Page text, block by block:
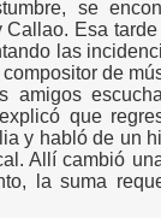
se
Esa
las
de
amigos
que
y habló de un
Allí cambió
la suma